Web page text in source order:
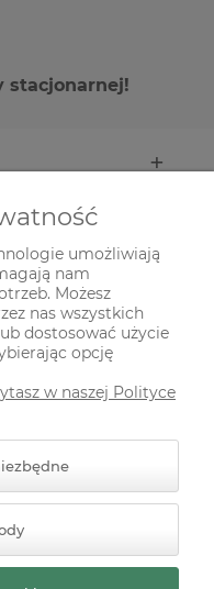
stacjonarnej!
internetowy Shoper
umożliwiają
nam
Możesz
nas wszystkich
dostosować użycie
opcję
w naszej Polityce